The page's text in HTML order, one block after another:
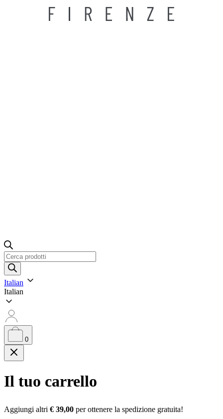
Ricerca
prodotti
Italian
Italian
0
Il tuo carrello
Aggiungi altri € 39,00 per ottenere la spedizione gratuita!